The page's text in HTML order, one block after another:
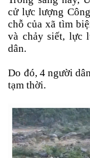
cử lực lượng
chỗ của xã tìm
và chảy siết, lực
dân.
Do đó, 4 người
tạm thời.